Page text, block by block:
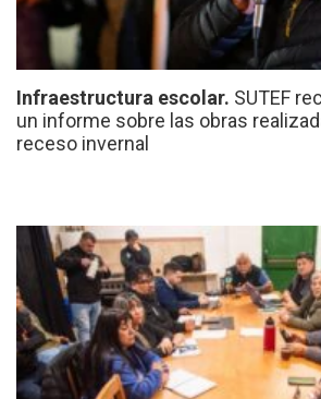
Infraestructura escolar. SUTEF
un informe sobre las obras
receso invernal